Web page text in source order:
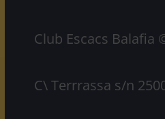
Club Escacs Balafia
C\ Terrrassa s/n